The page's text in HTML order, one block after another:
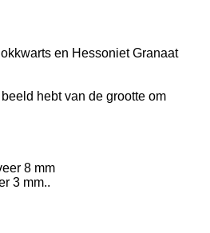
en Hessoniet Granaat
hebt van de grootte om
8 mm
3 mm..